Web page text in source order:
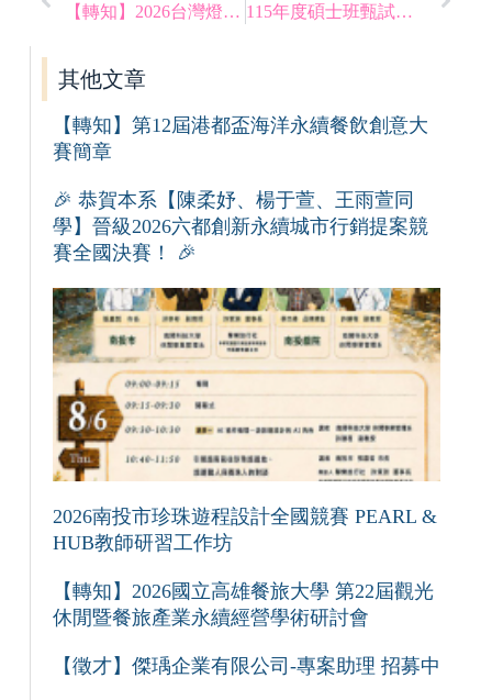
【轉知】2026台灣燈會｜嘉義禮賓接待人員招募中 115年度碩士班甄試面試時間表
其他文章
【轉知】第12屆港都盃海洋永續餐飲創意大
賽簡章
🎉 恭賀本系【陳柔妤、楊于萱、王雨萱同
學】晉級2026六都創新永續城市行銷提案競
賽全國決賽！ 🎉
2026南投市珍珠遊程設計全國競賽 PEARL &
HUB教師研習工作坊
【轉知】2026國立高雄餐旅大學 第22屆觀光
休閒暨餐旅產業永續經營學術研討會
【徵才】傑瑀企業有限公司-專案助理 招募中